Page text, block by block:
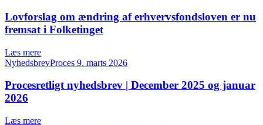
Lovforslag om ændring af erhvervsfondsloven er nu
fremsat i Folketinget
Læs mere
NyhedsbrevProces 9. marts 2026
Procesretligt nyhedsbrev | December 2025 og januar
2026
Læs mere